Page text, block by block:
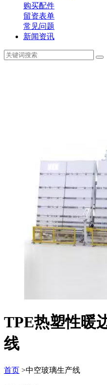
购买配件
留资表单
常见问题
新闻资讯
TPE热塑性暖
线
首页 >中空玻璃生产线